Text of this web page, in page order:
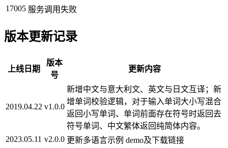
17005 服务调用失败
版本更新记录
上线日期
版本
号
更新内容
2019.04.22 v1.0.0
新增中文与意大利文、英文与日文互译；新
增单词校验逻辑，对于输入单词大小写混合
返回小写单词、单词前面存在符号时返回去
符号单词、中文繁体返回纯简体内容。
2023.05.11 v2.0.0 更新多语言示例 demo及下载链接